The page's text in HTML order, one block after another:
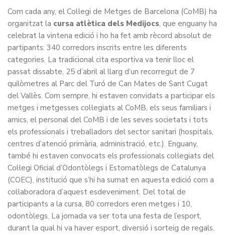
Com cada any, el Col·legi de Metges de Barcelona (CoMB) ha
organitzat la cursa atlètica dels Medijocs, que enguany ha
celebrat la vintena edició i ho ha fet amb rècord absolut de
partipants: 340 corredors inscrits entre les diferents
categories. La tradicional cita esportiva va tenir lloc el
passat dissabte, 25 d’abril al llarg d’un recorregut de 7
quilòmetres al Parc del Turó de Can Mates de Sant Cugat
del Vallès. Com sempre, hi estaven convidats a participar els
metges i metgesses col·legiats al CoMB, els seus familiars i
amics, el personal del CoMB i de les seves societats i tots
els professionals i treballadors del sector sanitari (hospitals,
centres d’atenció primària, administració, etc.). Enguany,
també hi estaven convocats els professionals col·legiats del
Col·legi Oficial d’Odontòlegs i Estomatòlegs de Catalunya
(COEC), institució que s’hi ha sumat en aquesta edició com a
col·laboradora d’aquest esdeveniment. Del total de
participants a la cursa, 80 corredors eren metges i 10,
odontòlegs. La jornada va ser tota una festa de l’esport,
durant la qual hi va haver esport, diversió i sorteig de regals.